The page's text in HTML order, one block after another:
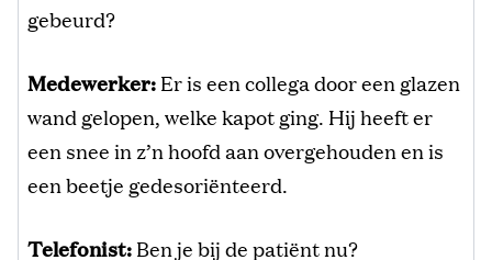
gebeurd?
Medewerker:Er is een collega door een glazen
wand gelopen, welke kapot ging. Hij heeft er
een snee in z’n hoofd aan overgehouden en is
een beetje gedesoriënteerd.
Telefonist:Ben je bij de patiënt nu?